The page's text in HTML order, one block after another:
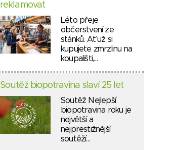
reklamovat
Léto přeje
občerstvení ze
stánků. Ať už si
kupujete zmrzlinu na
koupališti,…
Soutěž biopotravina slaví 25 let
Soutěž Nejlepší
biopotravina roku je
největší a
nejprestižnější
soutěží…